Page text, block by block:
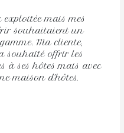
exploitée mais mes
souhaitaient un
Ma cliente,
souhaité offrir les
à ses hôtes mais avec
maison d’hôtes.